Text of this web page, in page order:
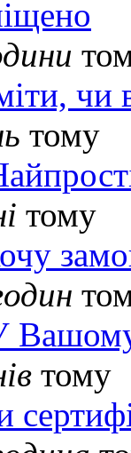
чи
тому
тому
Вашому
тому